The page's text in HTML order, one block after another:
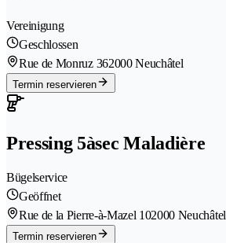
Vereinigung
Geschlossen
Rue de Monruz 362000 Neuchâtel
Termin reservieren
Pressing 5àsec Maladière
Bügelservice
Geöffnet
Rue de la Pierre-à-Mazel 102000 Neuchâtel
Termin reservieren